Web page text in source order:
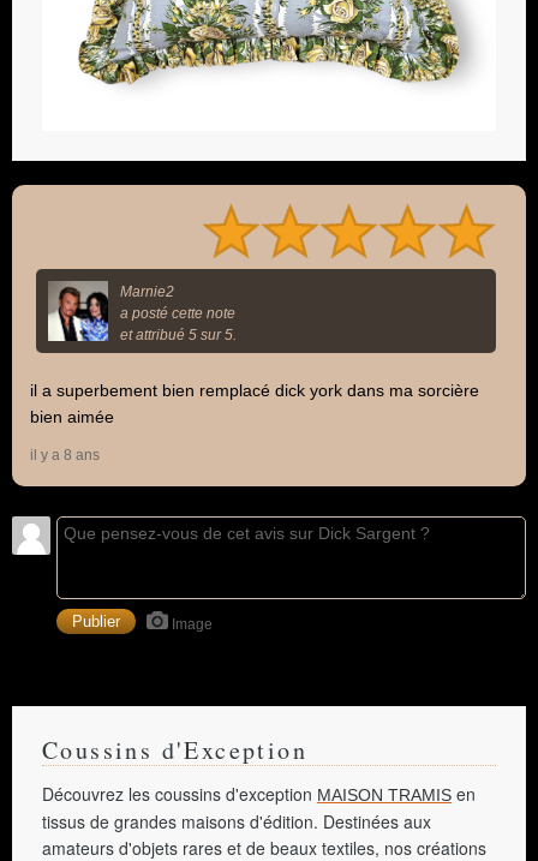
Marnie2
a posté cette note
et attribué 5 sur 5.
il a superbement bien remplacé dick york dans ma sorcière
bien aimée
il y a 8 ans
Image
Coussins d'Exception
Découvrez les coussins d'exception MAISON TRAMIS en
tissus de grandes maisons d'édition. Destinées aux
amateurs d'objets rares et de beaux textiles, nos créations